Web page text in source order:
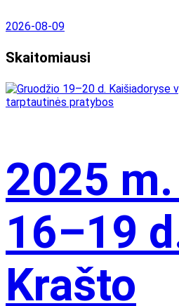
2026-08-09
Skaitomiausi
2025
16–19
Krašto